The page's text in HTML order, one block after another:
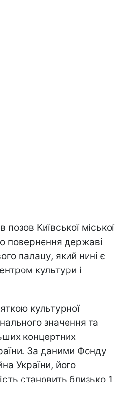
Київської міської
повернення державі
палацу, який нині є
культури і
культурної
значення та
концертних
За даними Фонду
України, його
становить близько 1